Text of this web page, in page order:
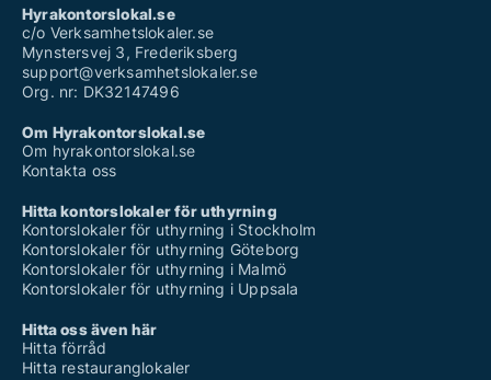
Hyrakontorslokal.se
c/o Verksamhetslokaler.se
Mynstersvej 3, Frederiksberg
support@verksamhetslokaler.se
Org. nr: DK32147496
Om Hyrakontorslokal.se
Om hyrakontorslokal.se
Kontakta oss
Hitta kontorslokaler för uthyrning
Kontorslokaler för uthyrning i Stockholm
Kontorslokaler för uthyrning Göteborg
Kontorslokaler för uthyrning i Malmö
Kontorslokaler för uthyrning i Uppsala
Hitta oss även här
Hitta förråd
Hitta restauranglokaler